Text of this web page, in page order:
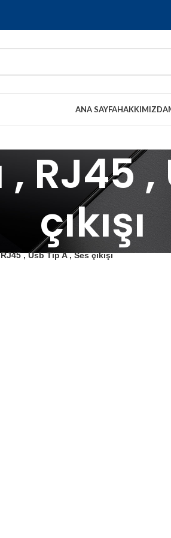
ANA SAYFAHAKKIMIZDA
, RJ45
çıkışı
, Usb Tip A , Ses çıkışı